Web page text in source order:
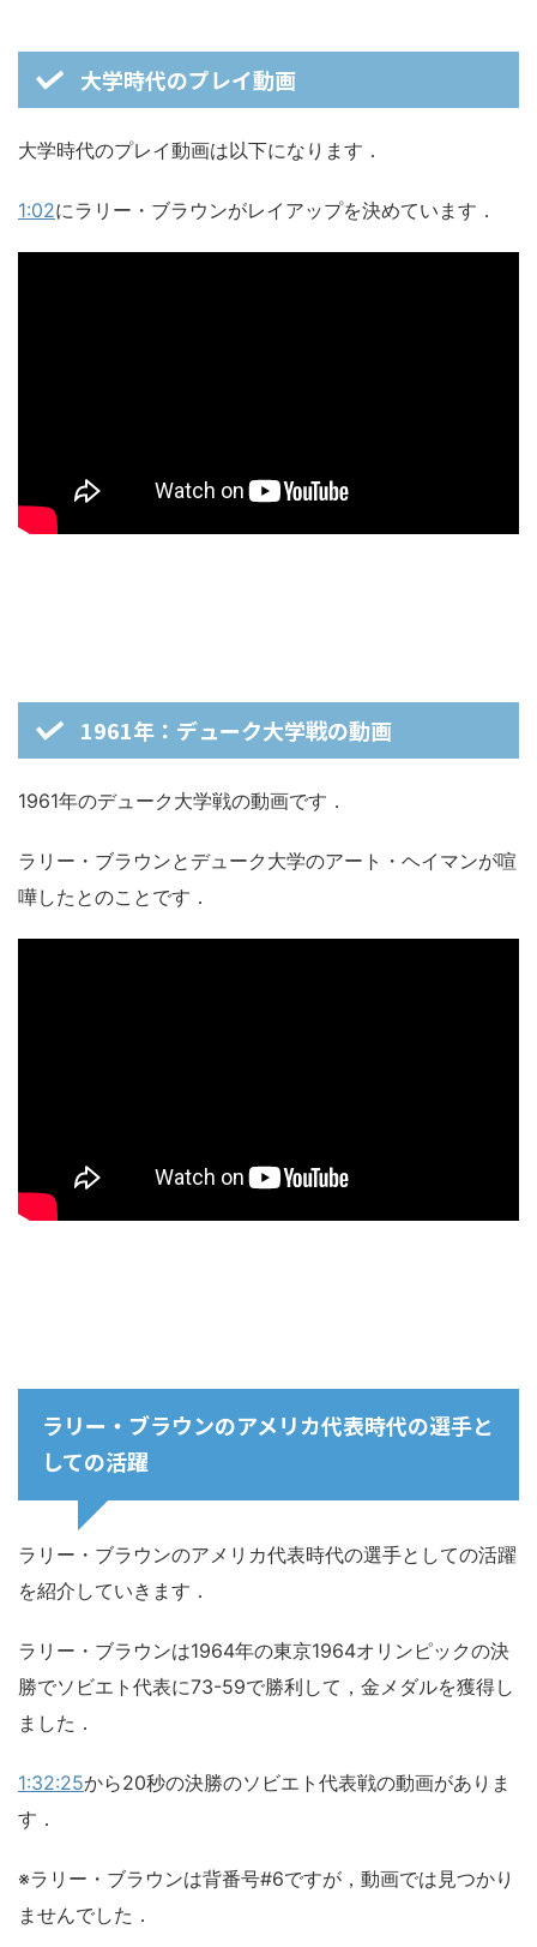
大学時代のプレイ動画
大学時代のプレイ動画は以下になります．
1:02にラリー・ブラウンがレイアップを決めています．
1961年：デューク大学戦の動画
1961年のデューク大学戦の動画です．
ラリー・ブラウンとデューク大学のアート・ヘイマンが喧
嘩したとのことです．
ラリー・ブラウンのアメリカ代表時代の選手と
しての活躍
ラリー・ブラウンのアメリカ代表時代の選手としての活躍
を紹介していきます．
ラリー・ブラウンは1964年の東京1964オリンピックの決
勝でソビエト代表に73-59で勝利して，金メダルを獲得し
ました．
1:32:25から20秒の決勝のソビエト代表戦の動画がありま
す．
※ラリー・ブラウンは背番号#6ですが，動画では見つかり
ませんでした．